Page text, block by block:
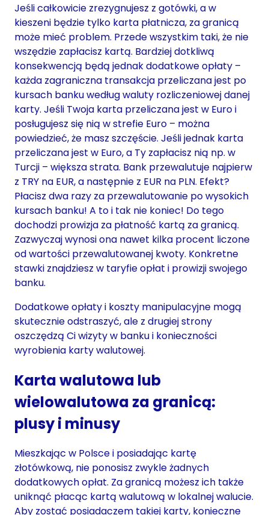
Jeśli całkowicie zrezygnujesz z gotówki, a w
kieszeni będzie tylko karta płatnicza, za granicą
może mieć problem. Przede wszystkim taki, że nie
wszędzie zapłacisz kartą. Bardziej dotkliwą
konsekwencją będą jednak dodatkowe opłaty –
każda zagraniczna transakcja przeliczana jest po
kursach banku według waluty rozliczeniowej danej
karty. Jeśli Twoja karta przeliczana jest w Euro i
posługujesz się nią w strefie Euro – można
powiedzieć, że masz szczęście. Jeśli jednak karta
przeliczana jest w Euro, a Ty zapłacisz nią np. w
Turcji – większa strata. Bank przewalutuje najpierw
z TRY na EUR, a następnie z EUR na PLN. Efekt?
Płacisz dwa razy za przewalutowanie po wysokich
kursach banku! A to i tak nie koniec! Do tego
dochodzi prowizja za płatność kartą za granicą.
Zazwyczaj wynosi ona nawet kilka procent liczone
od wartości przewalutowanej kwoty. Konkretne
stawki znajdziesz w taryfie opłat i prowizji swojego
banku.
Dodatkowe opłaty i koszty manipulacyjne mogą
skutecznie odstraszyć, ale z drugiej strony
oszczędzą Ci wizyty w banku i konieczności
wyrobienia karty walutowej.
Karta walutowa lub
wielowalutowa za granicą:
plusy i minusy
Mieszkając w Polsce i posiadając kartę
złotówkową, nie ponosisz zwykle żadnych
dodatkowych opłat. Za granicą możesz ich także
uniknąć płacąc kartą walutową w lokalnej walucie.
Aby zostać posiadaczem takiej karty, konieczne